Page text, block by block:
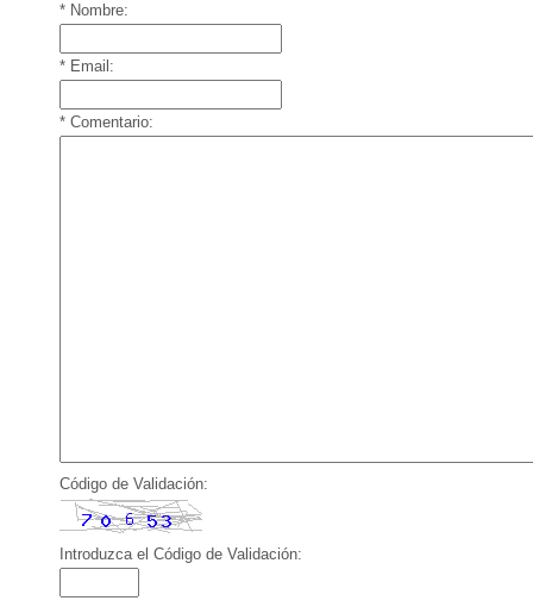
* Nombre:
* Email:
* Comentario:
Código de Validación:
Introduzca el Código de Validación: